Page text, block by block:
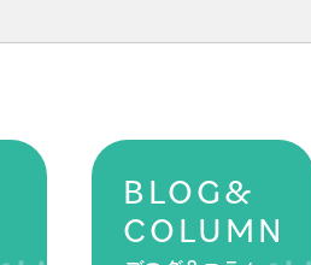
BLOG&
COLUMN